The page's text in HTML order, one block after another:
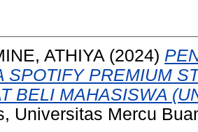
ATHIYA (2024)
SPOTIFY PREMIUM
BELI MAHASISWA
Universitas Mercu